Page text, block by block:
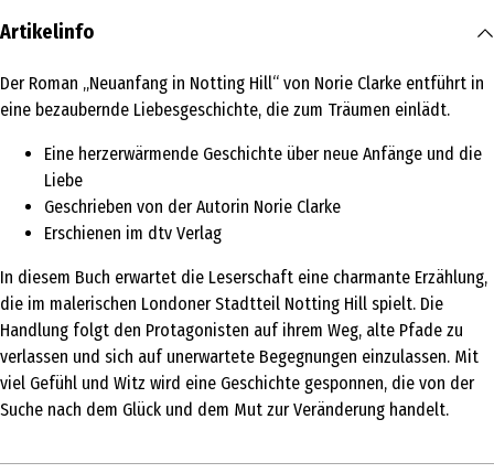
Artikelinfo
Der Roman „Neuanfang in Notting Hill“ von Norie Clarke entführt in
eine bezaubernde Liebesgeschichte, die zum Träumen einlädt.
Eine herzerwärmende Geschichte über neue Anfänge und die
Liebe
Geschrieben von der Autorin Norie Clarke
Erschienen im dtv Verlag
In diesem Buch erwartet die Leserschaft eine charmante Erzählung,
die im malerischen Londoner Stadtteil Notting Hill spielt. Die
Handlung folgt den Protagonisten auf ihrem Weg, alte Pfade zu
verlassen und sich auf unerwartete Begegnungen einzulassen. Mit
viel Gefühl und Witz wird eine Geschichte gesponnen, die von der
Suche nach dem Glück und dem Mut zur Veränderung handelt.